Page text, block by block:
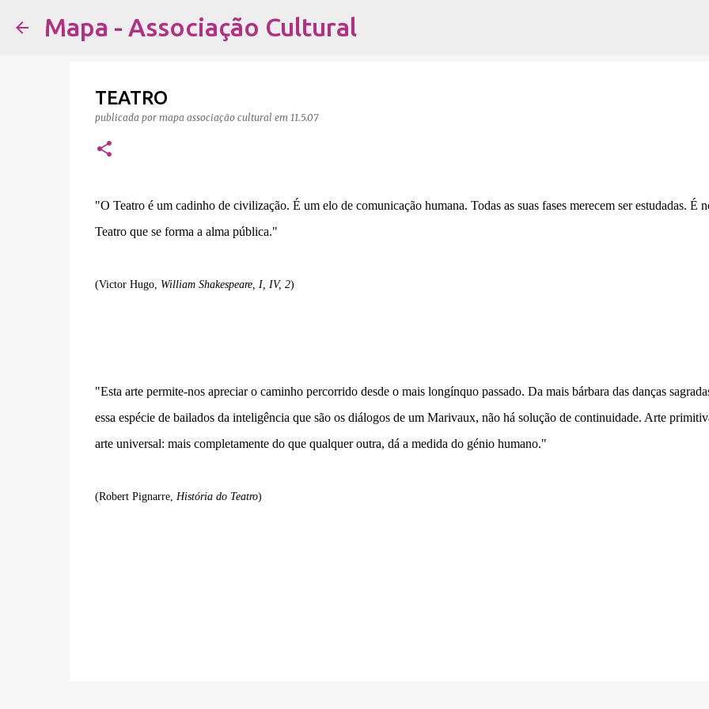
Mapa - Associação Cultural
TEATRO
publicada por mapa associação cultural em 11.5.07
"O Teatro é um cadinho de civilização. É um elo de comunicação humana. Todas as suas fases merecem ser estudadas. É
Teatro que se forma a alma pública."
(Victor Hugo, William Shakespeare, I, IV, 2)
"Esta arte permite-nos apreciar o caminho percorrido desde o mais longínquo passado. Da mais bárbara das danças
essa espécie de bailados da inteligência que são os diálogos de um Marivaux, não há solução de continuidade. Arte
arte universal: mais completamente do que qualquer outra, dá a medida do génio humano."
(Robert Pignarre, História do Teatro)